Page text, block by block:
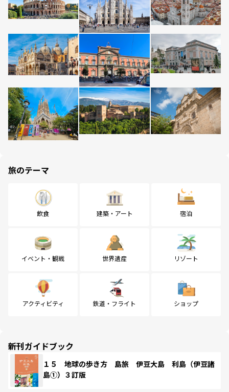
旅のテーマ
飲食 建築・アート 宿泊
イベント・観戦 世界遺産 リゾート
アクティビティ 鉄道・フライト ショップ
新刊ガイドブック
１５ 地球の歩き方 島旅 伊豆大島 利島（伊豆諸
島①）３訂版